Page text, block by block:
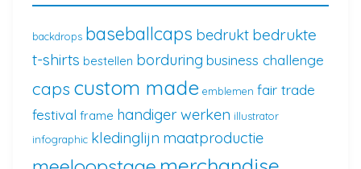
backdrops baseballcaps bedrukt bedrukte
t-shirts bestellen borduring business challenge
caps custom made emblemen fair trade
festival frame handiger werken illustrator
infographic kledinglijn maatproductie